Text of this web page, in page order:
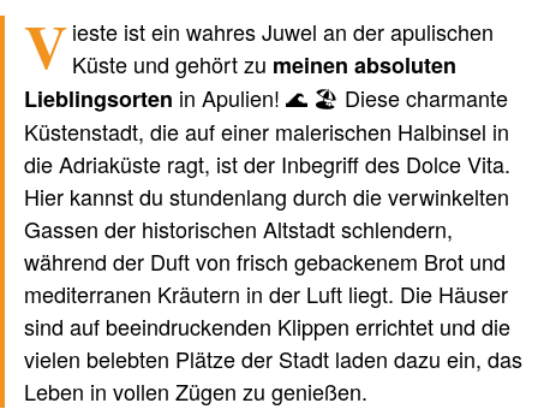
nicht von KI
Vieste ist ein wahres Juwel an der apulischen
Küste und gehört zu meinen absoluten
Lieblingsorten in Apulien! 🌊 🏖️ Diese charmante
Küstenstadt, die auf einer malerischen Halbinsel in
die Adriaküste ragt, ist der Inbegriff des Dolce Vita.
Hier kannst du stundenlang durch die verwinkelten
Gassen der historischen Altstadt schlendern,
während der Duft von frisch gebackenem Brot und
mediterranen Kräutern in der Luft liegt. Die Häuser
sind auf beeindruckenden Klippen errichtet und die
vielen belebten Plätze der Stadt laden dazu ein, das
Leben in vollen Zügen zu genießen.